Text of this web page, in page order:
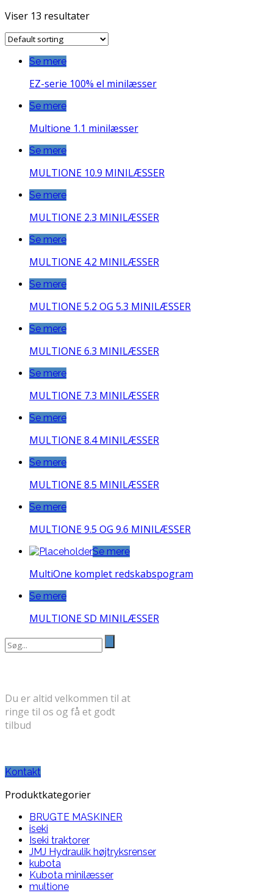
Viser 13 resultater
Se mere
EZ-serie 100% el minilæsser
Se mere
Multione 1.1 minilæsser
Se mere
MULTIONE 10.9 MINILÆSSER
Se mere
MULTIONE 2.3 MINILÆSSER
Se mere
MULTIONE 4.2 MINILÆSSER
Se mere
MULTIONE 5.2 OG 5.3 MINILÆSSER
Se mere
MULTIONE 6.3 MINILÆSSER
Se mere
MULTIONE 7.3 MINILÆSSER
Se mere
MULTIONE 8.4 MINILÆSSER
Se mere
MULTIONE 8.5 MINILÆSSER
Se mere
MULTIONE 9.5 OG 9.6 MINILÆSSER
Se mere
MultiOne komplet redskabspogram
Se mere
MULTIONE SD MINILÆSSER
Search
for:
Du er altid velkommen til at
ringe til os og få et godt
tilbud
Kontakt
Produktkategorier
BRUGTE MASKINER
iseki
Iseki traktorer
JMJ Hydraulik højtryksrenser
kubota
Kubota minilæsser
multione